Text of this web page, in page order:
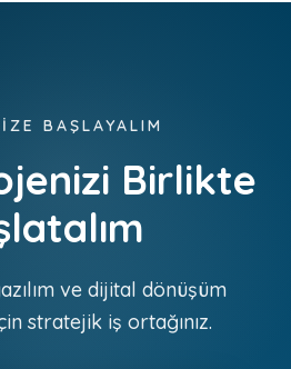
BAŞLAYALIM
Birlikte
ve dijital dönüşüm
stratejik iş ortağınız.